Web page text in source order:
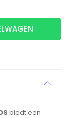
biedt een